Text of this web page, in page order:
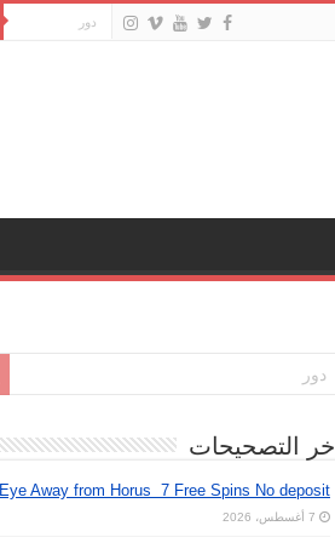
اخر التصحيحات
Eye Away from Horus ️ 7 Free Spins No deposit
7 أغسطس، 2026